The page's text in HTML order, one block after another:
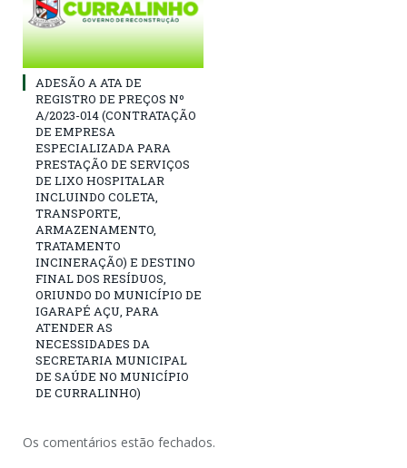
ADESÃO A ATA DE
REGISTRO DE PREÇOS Nº
A/2023-014 (CONTRATAÇÃO
DE EMPRESA
ESPECIALIZADA PARA
PRESTAÇÃO DE SERVIÇOS
DE LIXO HOSPITALAR
INCLUINDO COLETA,
TRANSPORTE,
ARMAZENAMENTO,
TRATAMENTO
INCINERAÇÃO) E DESTINO
FINAL DOS RESÍDUOS,
ORIUNDO DO MUNICÍPIO DE
IGARAPÉ AÇU, PARA
ATENDER AS
NECESSIDADES DA
SECRETARIA MUNICIPAL
DE SAÚDE NO MUNICÍPIO
DE CURRALINHO)
Os comentários estão fechados.